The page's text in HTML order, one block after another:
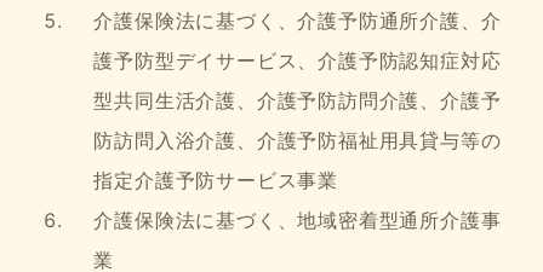
介護保険法に基づく、介護予防通所介護、介
護予防型デイサービス、介護予防認知症対応
型共同生活介護、介護予防訪問介護、介護予
防訪問入浴介護、介護予防福祉用具貸与等の
指定介護予防サービス事業
介護保険法に基づく、地域密着型通所介護事
業